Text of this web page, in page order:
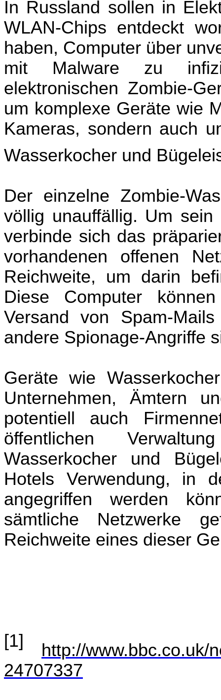
In Russland sollen in
WLAN-Chips entdeckt
haben, Computer über
mit Malware zu
elektronischen Zombie-
um komplexe Geräte wie
Kameras, sondern auch
Wasserkocher und
Der einzelne Zombie-
völlig unauffällig. Um
verbinde sich das
vorhandenen offenen
Reichweite, um darin
Diese Computer
Versand von Spam-
andere Spionage-Angriffe
Geräte wie
Unternehmen, Ämtern
potentiell auch
öffentlichen
Wasserkocher und
Hotels Verwendung, in
angegriffen werden
sämtliche Netzwerke
Reichweite eines dieser
[1]
http://www.bbc.co.uk/
24707337